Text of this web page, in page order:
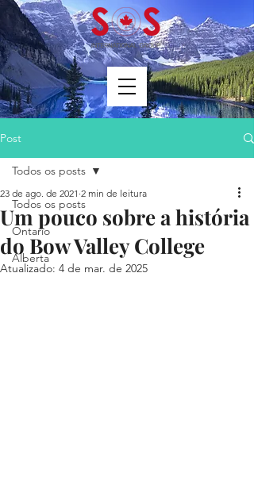
Post
Todos os posts
Ontario
Alberta
Todos os posts
Um pouco sobre a história
do Bow Valley College
23 de ago. de 2021 2 min de leitura
Atualizado: 4 de mar. de 2025